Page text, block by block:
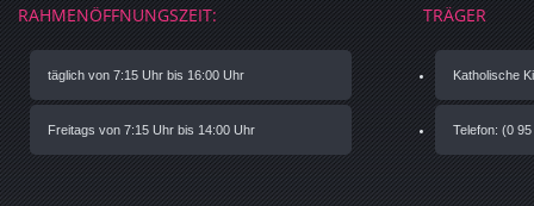
RAHMENÖFFNUNGSZEIT:
täglich von 7:15 Uhr bis 16:00 Uhr
Freitags von 7:15 Uhr bis 14:00 Uhr
TRÄGER
Katholische
Telefon: (0